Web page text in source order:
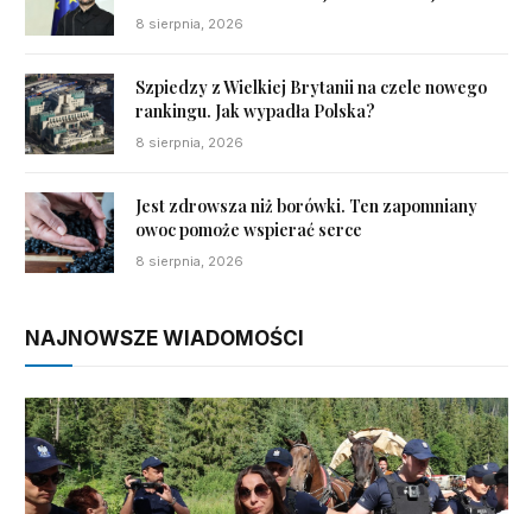
8 sierpnia, 2026
Szpiedzy z Wielkiej Brytanii na czele nowego
rankingu. Jak wypadła Polska?
8 sierpnia, 2026
Jest zdrowsza niż borówki. Ten zapomniany
owoc pomoże wspierać serce
8 sierpnia, 2026
NAJNOWSZE WIADOMOŚCI